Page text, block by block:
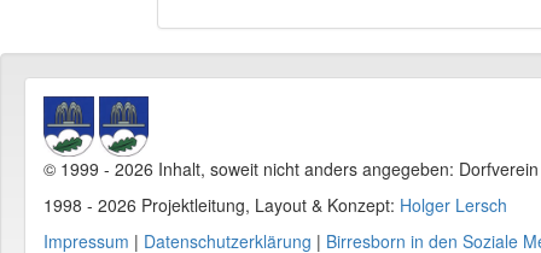
© 1999 - 2026 Inhalt, soweit nicht anders angegeben:
1998 - 2026 Projektleitung, Layout & Konzept: Holger Lersch
Impressum | Datenschutzerklärung | Birresborn in den Soziale